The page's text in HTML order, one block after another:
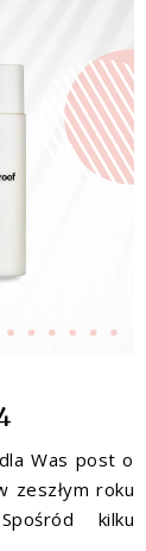
Was post o
zeszłym roku
kilku